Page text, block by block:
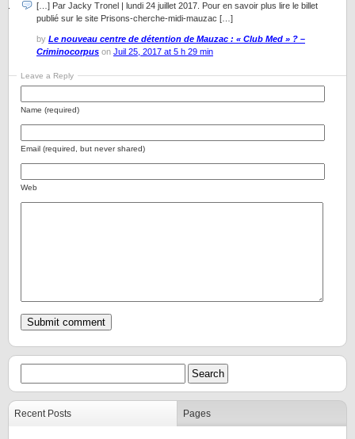
[…] Par Jacky Tronel | lundi 24 juillet 2017. Pour en savoir plus lire le billet
publié sur le site Prisons-cherche-midi-mauzac […]
by Le nouveau centre de détention de Mauzac : « Club Med » ? –
Criminocorpus on Juil 25, 2017 at 5 h 29 min
Leave a Reply
Name (required)
Email (required, but never shared)
Web
Recent Posts Pages